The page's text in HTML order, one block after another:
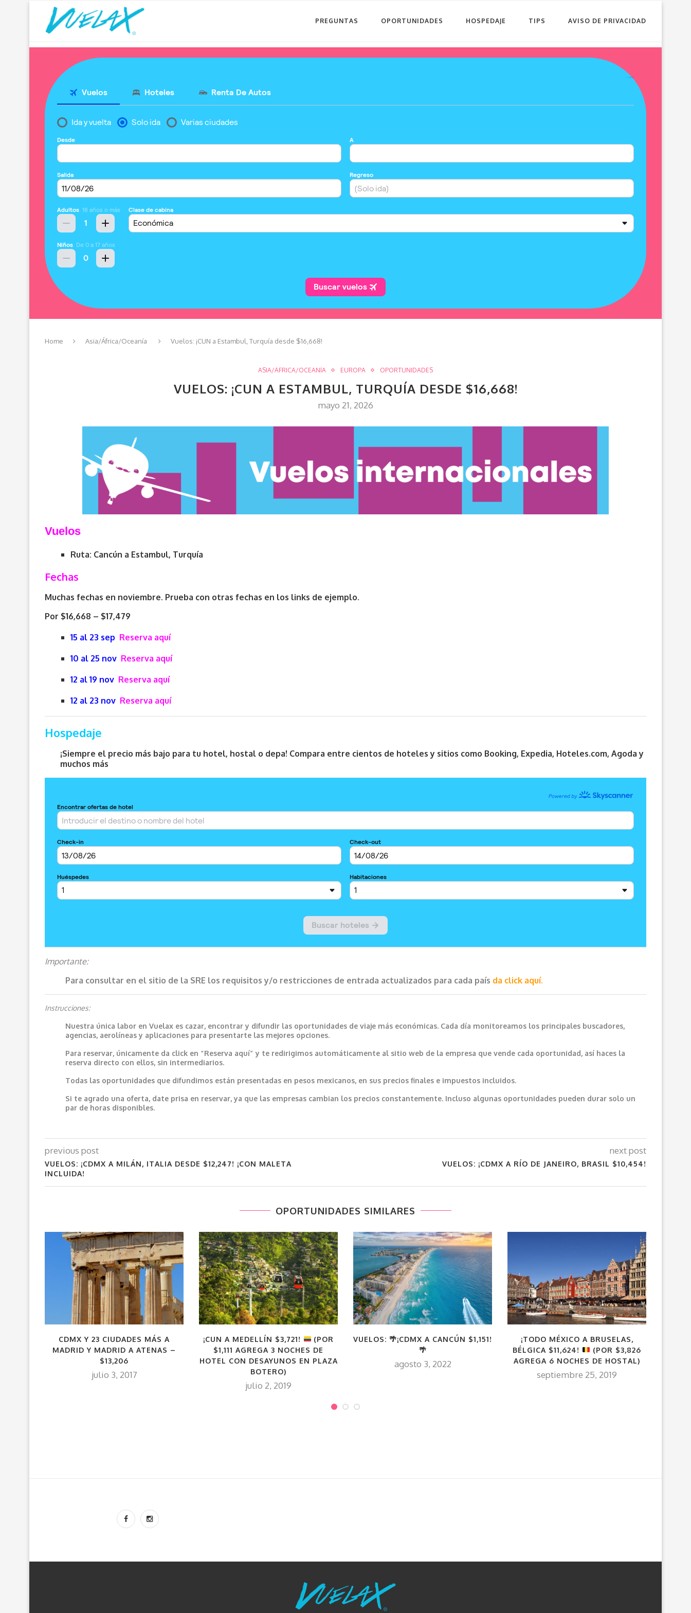
PREGUNTAS OPORTUNIDADES HOSPEDAJE TIPS AVISO DE PRIVACIDAD
Home Asia/África/Oceanía Vuelos: ¡CUN a Estambul, Turquía desde $16,668!
ASIA/ÁFRICA/OCEANÍA EUROPA OPORTUNIDADES
VUELOS: ¡CUN A ESTAMBUL, TURQUÍA DESDE $16,668!
mayo 21, 2026
Vuelos
Ruta: Cancún a Estambul, Turquía
Fechas
Muchas fechas en noviembre. Prueba con otras fechas en los links de ejemplo.
Por $16,668 – $17,479
15 al 23 sep Reserva aquí
10 al 25 nov Reserva aquí
12 al 19 nov Reserva aquí
12 al 23 nov Reserva aquí
Hospedaje
¡Siempre el precio más bajo para tu hotel, hostal o depa! Compara entre cientos de hoteles y sitios como Booking, Expedia, Hoteles.com, Agoda y
muchos más
Importante:
Para consultar en el sitio de la SRE los requisitos y/o restricciones de entrada actualizados para cada país da click aquí.
Instrucciones:
Nuestra única labor en Vuelax es cazar, encontrar y difundir las oportunidades de viaje más económicas. Cada día monitoreamos los principales buscadores,
agencias, aerolíneas y aplicaciones para presentarte las mejores opciones.
Para reservar, únicamente da click en “Reserva aquí” y te redirigimos automáticamente al sitio web de la empresa que vende cada oportunidad, así haces la
reserva directo con ellos, sin intermediarios.
Todas las oportunidades que difundimos están presentadas en pesos mexicanos, en sus precios finales e impuestos incluidos.
Si te agrado una oferta, date prisa en reservar, ya que las empresas cambian los precios constantemente. Incluso algunas oportunidades pueden durar solo un
par de horas disponibles.
previous post
VUELOS: ¡CDMX A MILÁN, ITALIA DESDE $12,247! ¡CON MALETA
INCLUIDA!
next post
VUELOS: ¡CDMX A RÍO DE JANEIRO, BRASIL $10,454!
OPORTUNIDADES SIMILARES
CDMX Y 23 CIUDADES MÁS A
MADRID Y MADRID A ATENAS –
$13,206
julio 3, 2017
¡CUN A MEDELLÍN $3,721!
(POR
$1,111 AGREGA 3 NOCHES DE
HOTEL CON DESAYUNOS EN PLAZA
BOTERO)
julio 2, 2019
VUELOS: 🌴¡CDMX A CANCÚN $1,151!
🌴
agosto 3, 2022
¡TODO MÉXICO A BRUSELAS,
BÉLGICA $11,624!
(POR $3,826
AGREGA 6 NOCHES DE HOSTAL)
septiembre 25, 2019